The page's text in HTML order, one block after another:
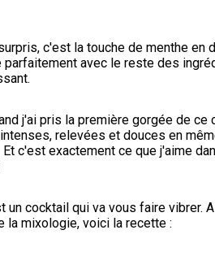
c'est la touche de menthe en
avec le reste des
j'ai pris la première gorgée de ce
relevées et douces en
c'est exactement ce que j'aime
un cocktail qui va vous faire vibrer.
la mixologie, voici la recette :